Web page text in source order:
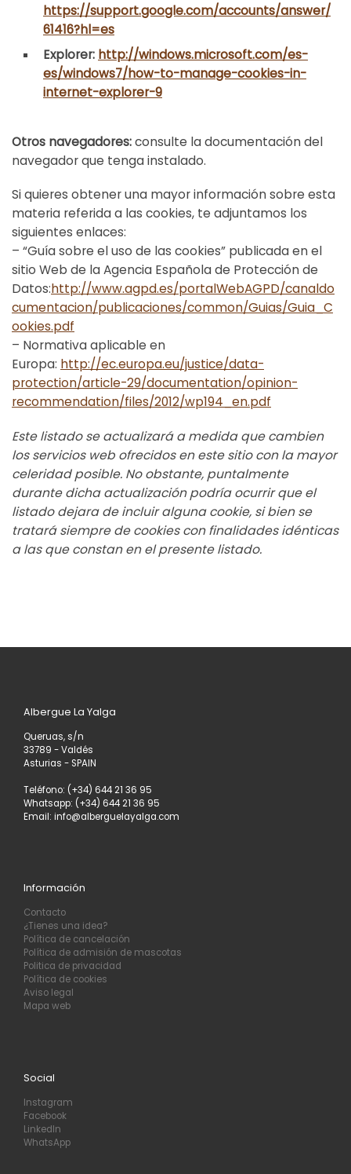
https://support.google.com/accounts/answer/
61416?hl=es
Explorer: http://windows.microsoft.com/es-
es/windows7/how-to-manage-cookies-in-
internet-explorer-9
Otros navegadores:consulte la documentación del
navegador que tenga instalado.
Si quieres obtener una mayor información sobre esta
materia referida a las cookies, te adjuntamos los
siguientes enlaces:
– “Guía sobre el uso de las cookies” publicada en el
sitio Web de la Agencia Española de Protección de
Datos:http://www.agpd.es/portalWebAGPD/canaldo
cumentacion/publicaciones/common/Guias/Guia_C
ookies.pdf
– Normativa aplicable en
Europa: http://ec.europa.eu/justice/data-
protection/article-29/documentation/opinion-
recommendation/files/2012/wp194_en.pdf
Este listado se actualizará a medida que cambien
los servicios web ofrecidos en este sitio con la mayor
celeridad posible. No obstante, puntalmente
durante dicha actualización podría ocurrir que el
listado dejara de incluir alguna cookie, si bien se
tratará siempre de cookies con finalidades idénticas
a las que constan en el presente listado.
Albergue La Yalga
Queruas, s/n
33789 - Valdés
Asturias - SPAIN
Teléfono: (+34) 644 21 36 95
Whatsapp: (+34) 644 21 36 95
Email: info@alberguelayalga.com
Información
Contacto
¿Tienes una idea?
Política de cancelación
Política de admisión de mascotas
Politica de privacidad
Política de cookies
Aviso legal
Mapa web
Social
Instagram
Facebook
LinkedIn
WhatsApp